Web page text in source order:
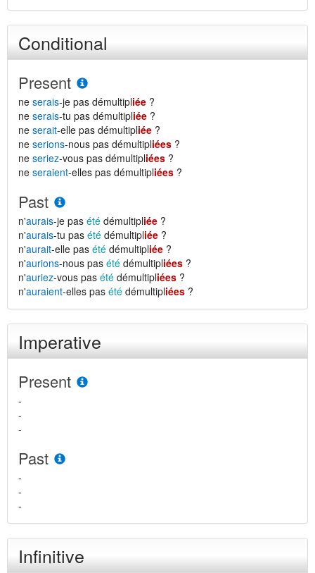
Conditional
Present
ne serais-je pas démultipliée ?
ne serais-tu pas démultipliée ?
ne serait-elle pas démultipliée ?
ne serions-nous pas démultipliées ?
ne seriez-vous pas démultipliées ?
ne seraient-elles pas démultipliées ?
Past
n'aurais-je pas été démultipliée ?
n'aurais-tu pas été démultipliée ?
n'aurait-elle pas été démultipliée ?
n'aurions-nous pas été démultipliées ?
n'auriez-vous pas été démultipliées ?
n'auraient-elles pas été démultipliées ?
Imperative
Present
-
-
-
Past
-
-
-
Infinitive